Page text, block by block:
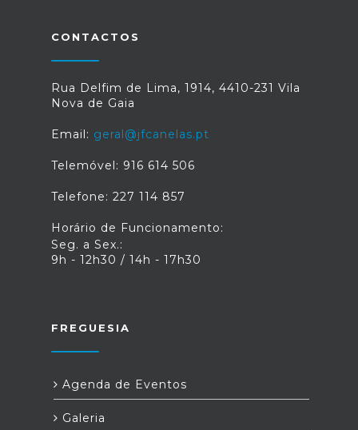
CONTACTOS
Rua Delfim de Lima, 1914, 4410-231 Vila
Nova de Gaia
Email: geral@jfcanelas.pt
Telemóvel: 916 614 506
Telefone: 227 114 857
Horário de Funcionamento:
Seg. a Sex.:
9h - 12h30 / 14h - 17h30
FREGUESIA
Agenda de Eventos
Galeria